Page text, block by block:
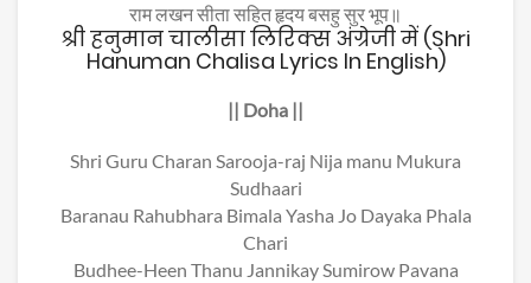
राम लखन सीता सहित हृदय बसहु सुर भूप॥
श्री हनुमान चालीसा लिरिक्स अंग्रेजी में (Shri
Hanuman Chalisa Lyrics In English)
|| Doha ||
Shri Guru Charan Sarooja-raj Nija manu Mukura
Sudhaari
Baranau Rahubhara Bimala Yasha Jo Dayaka Phala
Chari
Budhee-Heen Thanu Jannikay Sumirow Pavana